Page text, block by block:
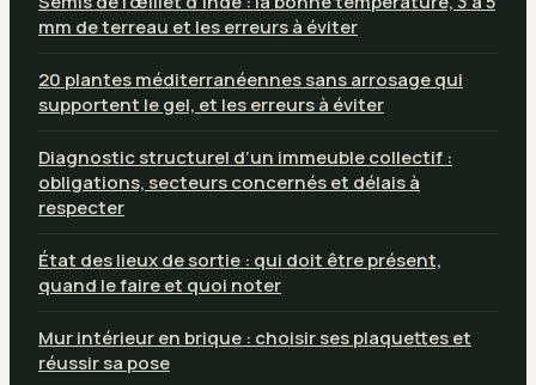
mm de terreau et les erreurs à éviter
20 plantes méditerranéennes sans arrosage qui
supportent le gel, et les erreurs à éviter
Diagnostic structurel d’un immeuble collectif :
obligations, secteurs concernés et délais à
respecter
État des lieux de sortie : qui doit être présent,
quand le faire et quoi noter
Mur intérieur en brique : choisir ses plaquettes et
réussir sa pose